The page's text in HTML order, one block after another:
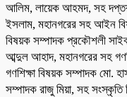
আলিম, লায়েক আহমদ, সহ
ইসলাম, মহানগরের সহ আইন
বিষয়ক সম্পাদক প্রকৌশলী
আব্দুল আহাদ, মহানগরের সহ
গণশিক্ষা বিষয়ক সম্পাদক মো.
সম্পাদক রাজু মিয়া, সহ